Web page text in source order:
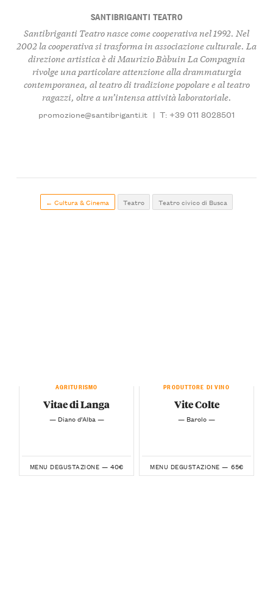
SANTIBRIGANTI TEATRO
Santibriganti Teatro nasce come cooperativa nel 1992. Nel
2002 la cooperativa si trasforma in associazione culturale. La
direzione artistica è di Maurizio Bàbuin La Compagnia
rivolge una particolare attenzione alla drammaturgia
contemporanea, al teatro di tradizione popolare e al teatro
ragazzi, oltre a un’intensa attività laboratoriale.
promozione@santibriganti.it | T: +39 011 8028501
← Cultura & Cinema Teatro Teatro civico di Busca
AGRITURISMO
Vitae di Langa
— Diano d’Alba —
MENU DEGUSTAZIONE — 40€
PRODUTTORE DI VINO
Vite Colte
— Barolo —
MENU DEGUSTAZIONE — 65€